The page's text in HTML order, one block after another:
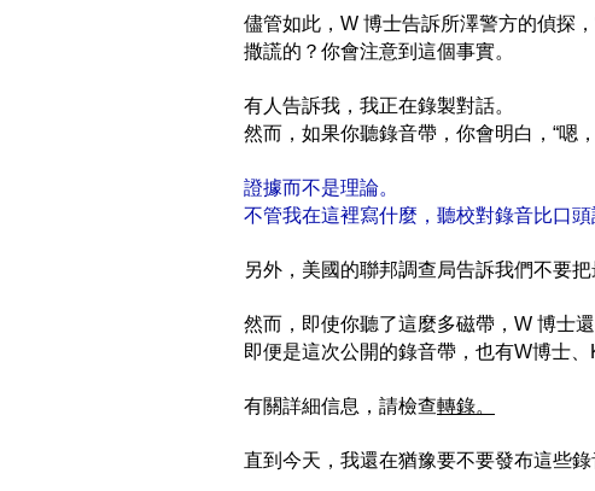
儘管如此，W 博士告訴所澤警方的偵探
撒謊的？你會注意到這個事實。
有人告訴我，我正在錄製對話。
然而，如果你聽錄音帶，你會明白，“嗯
證據而不是理論。
不管我在這裡寫什麼，聽校對錄音比口頭
另外，美國的聯邦調查局告訴我們不要
然而，即使你聽了這麼多磁帶，W 博士還
即便是這次公開的錄音帶，也有W博士
有關詳細信息，請檢查轉錄。
直到今天，我還在猶豫要不要發布這些錄